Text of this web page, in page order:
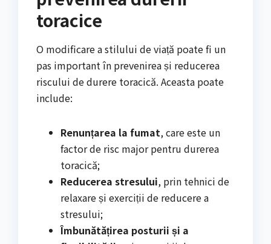
toracice
O modificare a stilului de viață poate fi un
pas important în prevenirea și reducerea
riscului de durere toracică. Aceasta poate
include:
Renunțarea la fumat, care este un
factor de risc major pentru durerea
toracică;
Reducerea stresului, prin tehnici de
relaxare și exerciții de reducere a
stresului;
Îmbunătățirea posturii și a